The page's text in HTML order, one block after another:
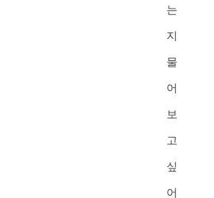
는
지
물
어
보
고
싶
어